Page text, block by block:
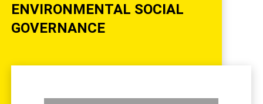
ENVIRONMENTAL SOCIAL
GOVERNANCE